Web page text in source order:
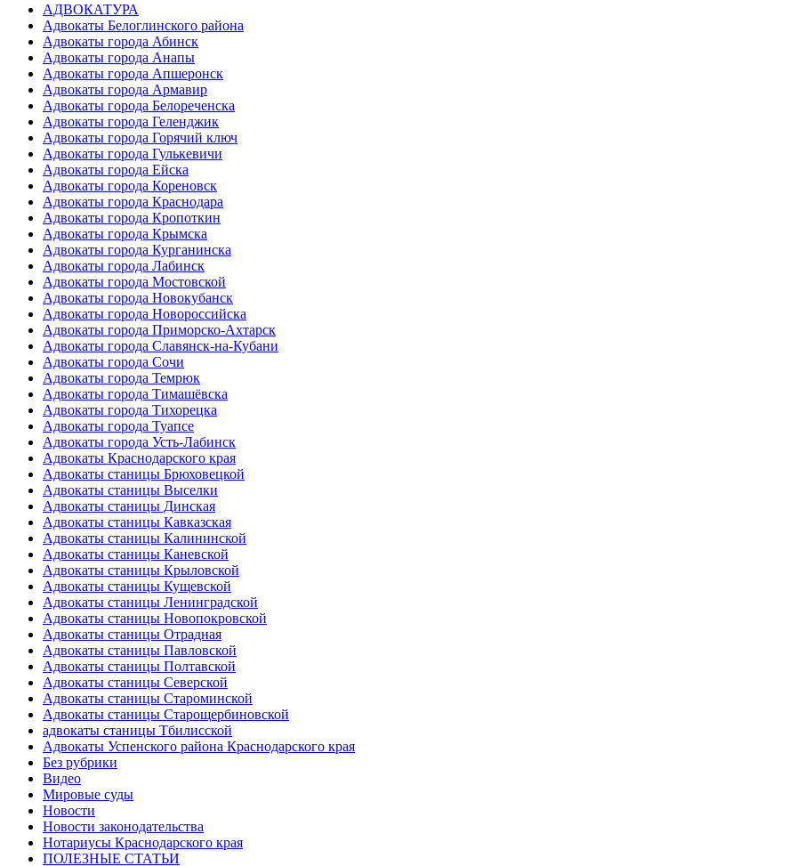
АДВОКАТУРА
Адвокаты Белоглинского района
Адвокаты города Абинск
Адвокаты города Анапы
Адвокаты города Апшеронск
Адвокаты города Армавир
Адвокаты города Белореченска
Адвокаты города Геленджик
Адвокаты города Горячий ключ
Адвокаты города Гулькевичи
Адвокаты города Ейска
Адвокаты города Кореновск
Адвокаты города Краснодара
Адвокаты города Кропоткин
Адвокаты города Крымска
Адвокаты города Курганинска
Адвокаты города Лабинск
Адвокаты города Мостовской
Адвокаты города Новокубанск
Адвокаты города Новороссийска
Адвокаты города Приморско-Ахтарск
Адвокаты города Славянск-на-Кубани
Адвокаты города Сочи
Адвокаты города Темрюк
Адвокаты города Тимашёвска
Адвокаты города Тихорецка
Адвокаты города Туапсе
Адвокаты города Усть-Лабинск
Адвокаты Краснодарского края
Адвокаты станицы Брюховецкой
Адвокаты станицы Выселки
Адвокаты станицы Динская
Адвокаты станицы Кавказская
Адвокаты станицы Калининской
Адвокаты станицы Каневской
Адвокаты станицы Крыловской
Адвокаты станицы Кущевской
Адвокаты станицы Ленинградской
Адвокаты станицы Новопокровской
Адвокаты станицы Отрадная
Адвокаты станицы Павловской
Адвокаты станицы Полтавской
Адвокаты станицы Северской
Адвокаты станицы Староминской
Адвокаты станицы Старощербиновской
адвокаты станицы Тбилисской
Адвокаты Успенского района Краснодарского края
Без рубрики
Видео
Мировые суды
Новости
Новости законодательства
Нотариусы Краснодарского края
ПОЛЕЗНЫЕ СТАТЬИ